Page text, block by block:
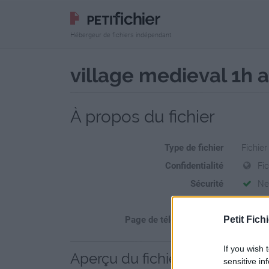
Petit
If you wish
sensitive
Hébergeur de fichiers indépendant
village medieval 1h
À propos du fichier
Type de fichier
Confidentialité
Sécurité
Page de téléchargement
Aperçu du fichier